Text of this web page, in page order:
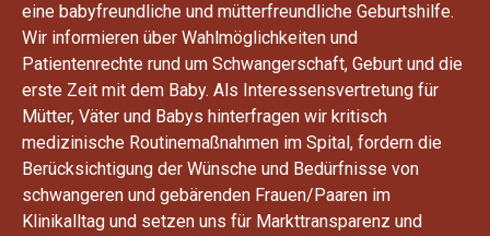
eine babyfreundliche und mütterfreundliche Geburtshilfe.
Wir informieren über Wahlmöglichkeiten und
Patientenrechte rund um Schwangerschaft, Geburt und die
erste Zeit mit dem Baby. Als Interessensvertretung für
Mütter, Väter und Babys hinterfragen wir kritisch
medizinische Routinemaßnahmen im Spital, fordern die
Berücksichtigung der Wünsche und Bedürfnisse von
schwangeren und gebärenden Frauen/Paaren im
Klinikalltag und setzen uns für Markttransparenz und